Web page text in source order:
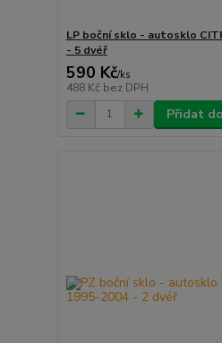
LP boční sklo - autosklo
- 5 dvéř
590 Kč/ks
488 Kč bez DPH
Přidat